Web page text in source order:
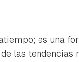
es una
las tendencias